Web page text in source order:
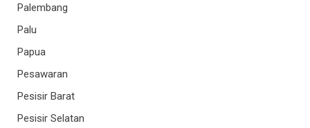
Palembang
Palu
Papua
Pesawaran
Pesisir Barat
Pesisir Selatan